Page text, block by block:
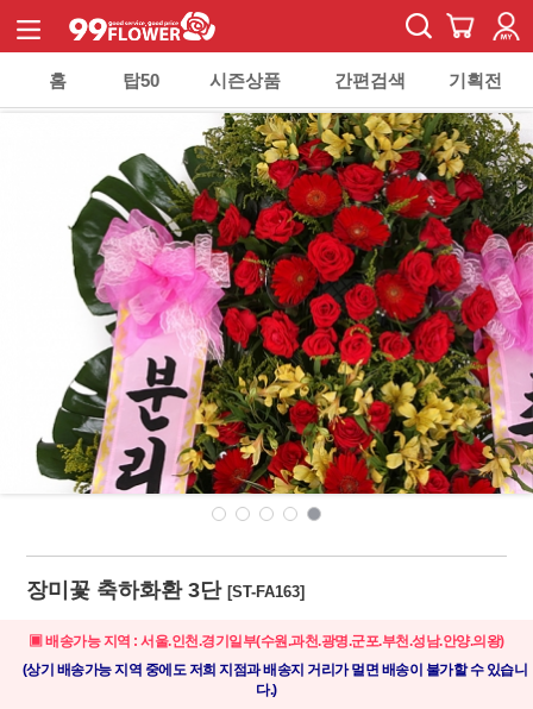
홈 탑50 시즌상품 간편검색 기획전
장미꽃 축하화환 3단[ST-FA163]
▣ 배송가능 지역 : 서울.인천.경기일부(수원.과천.광명.군포.부천.성남.안양.의왕)
(상기 배송가능 지역 중에도 저희 지점과 배송지 거리가 멀면 배송이 불가할 수 있습니
다.)